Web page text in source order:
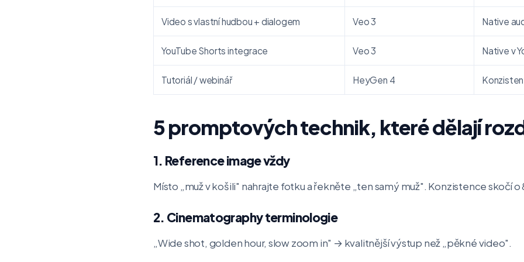
Video s vlastní hudbou + dialogem Veo 3 Native
YouTube Shorts integrace Veo 3 Native v
Tutoriál / webinář HeyGen 4
5 promptových technik, které dělají
1. Reference image vždy
Místo „muž v košili" nahrajte fotku a řekněte „ten samý muž". Konzistence skočí o
2. Cinematography terminologie
„Wide shot, golden hour, slow zoom in" → kvalitnější výstup než „pěkné video".